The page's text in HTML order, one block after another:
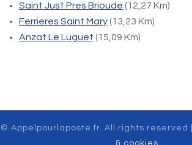
Saint Just Pres Brioude (12,27 Km)
Ferrieres Saint Mary(13,23 Km)
Anzat Le Luguet (15,09 Km)
© Appelpourlaposte.fr. All rights reserved |
& cookies